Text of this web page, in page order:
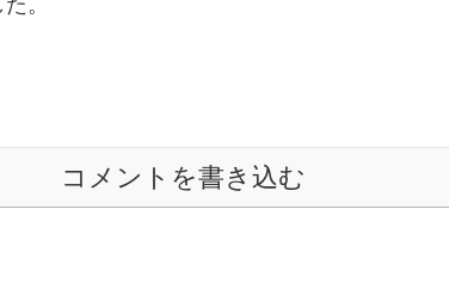
。
コメントを書き込む